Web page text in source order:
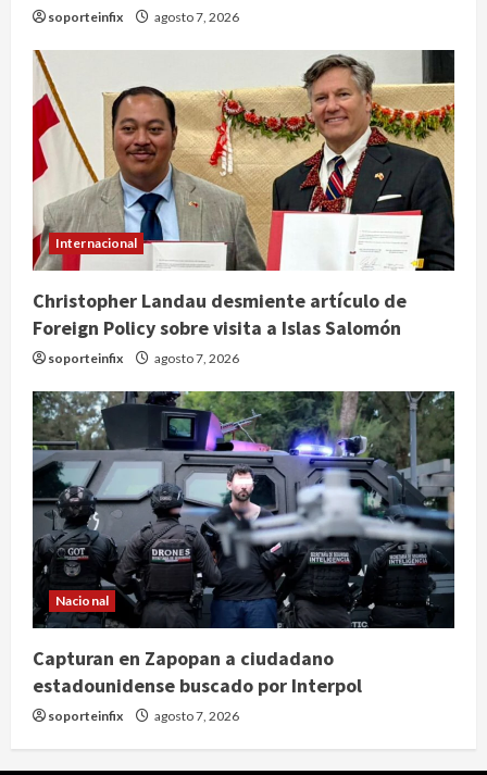
soporteinfix agosto 7, 2026
Internacional
Christopher Landau desmiente artículo de
Foreign Policy sobre visita a Islas Salomón
soporteinfix agosto 7, 2026
Nacional
Capturan en Zapopan a ciudadano
estadounidense buscado por Interpol
soporteinfix agosto 7, 2026